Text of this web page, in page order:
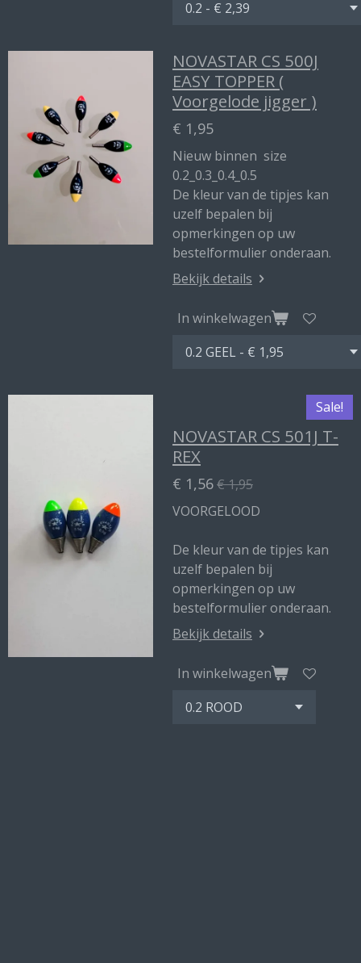
NOVASTAR CS 500J
EASY TOPPER (
Voorgelode jigger )
€ 1,95
Nieuw binnen size
0.2_0.3_0.4_0.5
De kleur van de tipjes kan
uzelf bepalen bij
opmerkingen op uw
bestelformulier onderaan.
Bekijk details
In winkelwagen
Sale!
NOVASTAR CS 501J T-
REX
€ 1,56€ 1,95
VOORGELOOD
De kleur van de tipjes kan
uzelf bepalen bij
opmerkingen op uw
bestelformulier onderaan.
Bekijk details
In winkelwagen